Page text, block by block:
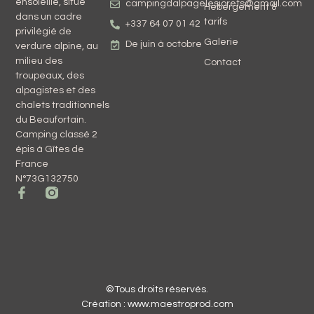
dans un cadre
privilégié de
verdure alpine, au
milieu des
troupeaux, des
alpagistes et des
chalets traditionnels
du Beaufortain.
Camping classé 2
épis à Gîtes de
France
N°73G132750
Hebergement &
tarifs
Galerie
Contact
campingdalpagelesjorets@gmail.com
+337 64 07 01 42
De juin à octobre
©Tous droits réservés.
Création : www.maestroprod.com